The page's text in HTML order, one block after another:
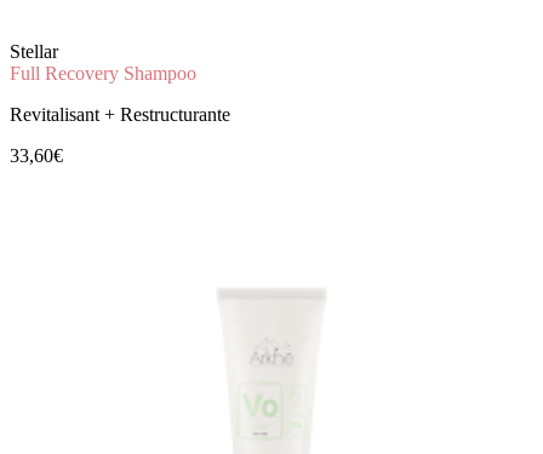
Stellar
Full Recovery Shampoo
Revitalisant + Restructurante
33,60€